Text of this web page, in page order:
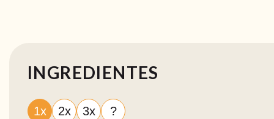
INGREDIENTES
1x 2x 3x ?